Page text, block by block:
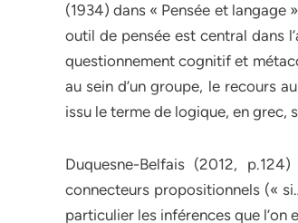
(1934) dans « Pensée et langage
outil de pensée est central dans
questionnement cognitif et
au sein d’un groupe, le recours
issu le terme de logique, en grec,
Duquesne-Belfais (2012,
connecteurs propositionnels («
particulier les inférences que